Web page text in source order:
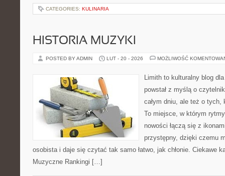
CATEGORIES: KULINARIA
HISTORIA MUZYKI
POSTED BY ADMIN LUT - 20 - 2026 MOŻLIWOŚĆ
Limith to kulturalny blog
powstał z myślą o
całym dniu, ale też o
To miejsce, w którym
nowości łączą się z
przystępny, dzięki czemu
osobista i daje się czytać tak samo łatwo, jak chłonie. Ciekawe
Muzyczne Rankingi […]